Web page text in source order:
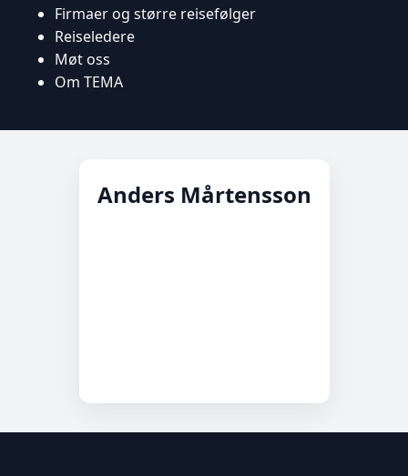
Firmaer og større reisefølger
Reiseledere
Møt oss
Om TEMA
Anders Mårtensson